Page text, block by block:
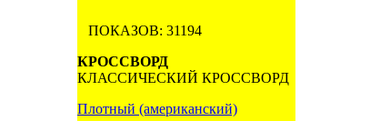
ПОКАЗОВ: 31194
КРОССВОРД
КЛАССИЧЕСКИЙ КРОССВОРД
Плотный (американский)